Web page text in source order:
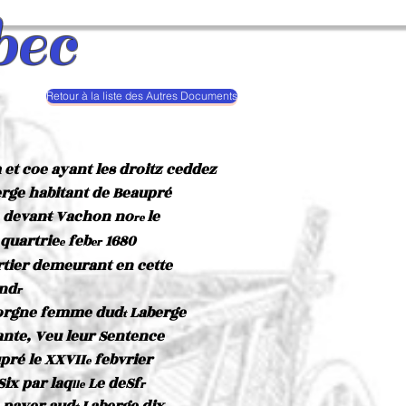
Retour à la liste des Autres Documents
coe ayant les droitz ceddez
habitant de Beaupré
devant Vachon norele
efeber1680
demeurant en cette
r
femme dudtLaberge
Veu leur Sentence
le XXVIIefebvrier
par laqlleLe deSfr
_